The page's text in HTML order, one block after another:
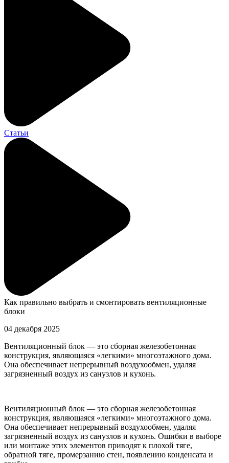
Статьи
Как правильно выбрать и смонтировать вентиляционные
блоки
04 декабря 2025
Вентиляционный блок — это сборная железобетонная
конструкция, являющаяся «легкими» многоэтажного дома.
Она обеспечивает непрерывный воздухообмен, удаляя
загрязненный воздух из санузлов и кухонь.
Вентиляционный блок — это сборная железобетонная
конструкция, являющаяся «легкими» многоэтажного дома.
Она обеспечивает непрерывный воздухообмен, удаляя
загрязненный воздух из санузлов и кухонь. Ошибки в выборе
или монтаже этих элементов приводят к плохой тяге,
обратной тяге, промерзанию стен, появлению конденсата и